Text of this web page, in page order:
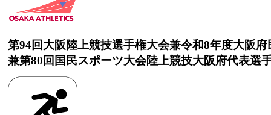
第94回大阪陸上競技選手権大会兼令和8年度大阪
兼第80回国民スポーツ大会陸上競技大阪府代表選